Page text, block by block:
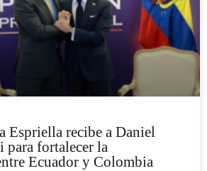
Espriella recibe a Daniel
para fortalecer la
Ecuador y Colombia